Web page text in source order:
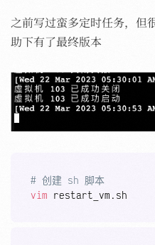
之前写过蛮多定时任务，但
助下有了最终版本
# 创建 sh 脚本
vim